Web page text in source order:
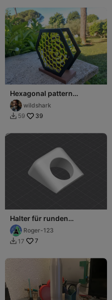
Hexagonal pattern
mosquito coil holder
wildshark
 59 39
Halter für runden
Hygrometer für
Filamentbox
Roger-123
 17 7